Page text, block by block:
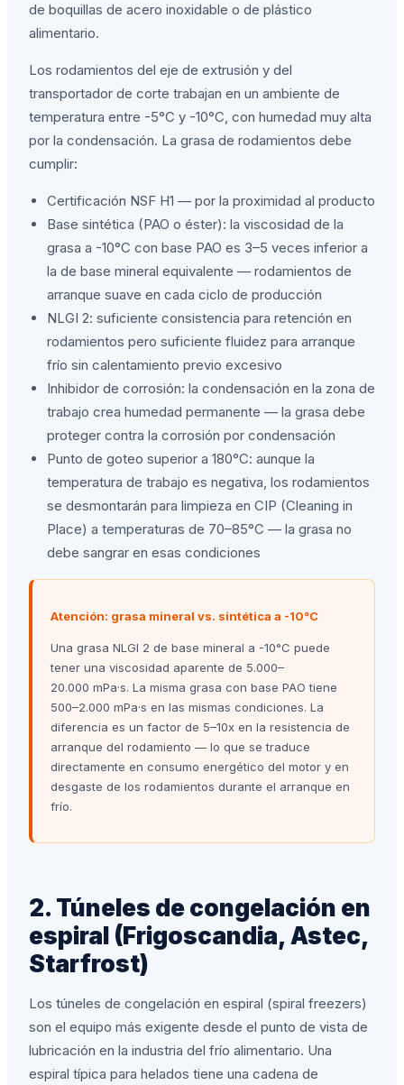
de boquillas de acero inoxidable o de plástico
alimentario.
Los rodamientos del eje de extrusión y del
transportador de corte trabajan en un ambiente de
temperatura entre -5°C y -10°C, con humedad muy alta
por la condensación. La grasa de rodamientos debe
cumplir:
Certificación NSF H1 — por la proximidad al producto
Base sintética (PAO o éster): la viscosidad de la
grasa a -10°C con base PAO es 3–5 veces inferior a
la de base mineral equivalente — rodamientos de
arranque suave en cada ciclo de producción
NLGI 2: suficiente consistencia para retención en
rodamientos pero suficiente fluidez para arranque
frío sin calentamiento previo excesivo
Inhibidor de corrosión: la condensación en la zona de
trabajo crea humedad permanente — la grasa debe
proteger contra la corrosión por condensación
Punto de goteo superior a 180°C: aunque la
temperatura de trabajo es negativa, los rodamientos
se desmontarán para limpieza en CIP (Cleaning in
Place) a temperaturas de 70–85°C — la grasa no
debe sangrar en esas condiciones
Atención: grasa mineral vs. sintética a -10°C
Una grasa NLGI 2 de base mineral a -10°C puede
tener una viscosidad aparente de 5.000–
20.000 mPa·s. La misma grasa con base PAO tiene
500–2.000 mPa·s en las mismas condiciones. La
diferencia es un factor de 5–10x en la resistencia de
arranque del rodamiento — lo que se traduce
directamente en consumo energético del motor y en
desgaste de los rodamientos durante el arranque en
frío.
2. Túneles de congelación en
espiral (Frigoscandia, Astec,
Starfrost)
Los túneles de congelación en espiral (spiral freezers)
son el equipo más exigente desde el punto de vista de
lubricación en la industria del frío alimentario. Una
espiral típica para helados tiene una cadena de